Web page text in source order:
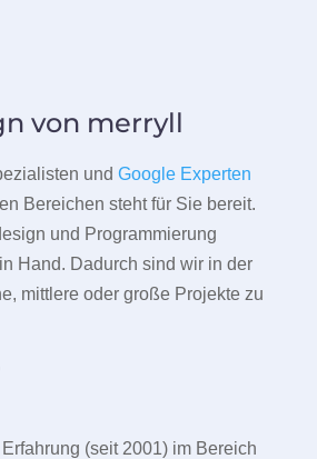
von merryll
und Google Experten
Bereichen steht für Sie bereit.
und Programmierung
Hand. Dadurch sind wir in der
mittlere oder große Projekte zu
(seit 2001) im Bereich